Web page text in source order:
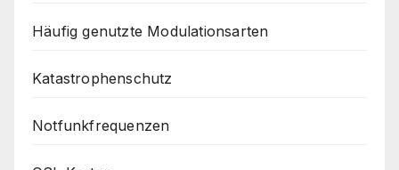
Häufig genutzte Modulationsarten
Katastrophenschutz
Notfunkfrequenzen